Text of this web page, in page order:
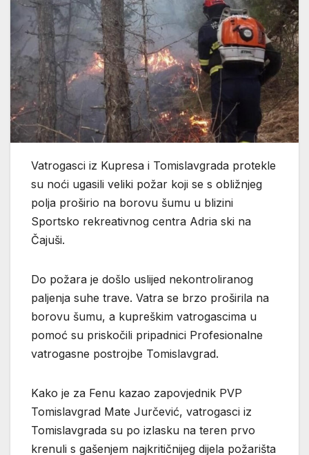
Vatrogasci iz Kupresa i Tomislavgrada protekle
su noći ugasili veliki požar koji se s obližnjeg
polja proširio na borovu šumu u blizini
Sportsko rekreativnog centra Adria ski na
Čajuši.
Do požara je došlo uslijed nekontroliranog
paljenja suhe trave. Vatra se brzo proširila na
borovu šumu, a kupreškim vatrogascima u
pomoć su priskočili pripadnici Profesionalne
vatrogasne postrojbe Tomislavgrad.
Kako je za Fenu kazao zapovjednik PVP
Tomislavgrad Mate Jurčević, vatrogasci iz
Tomislavgrada su po izlasku na teren prvo
krenuli s gašenjem najkritičnijeg dijela požarišta